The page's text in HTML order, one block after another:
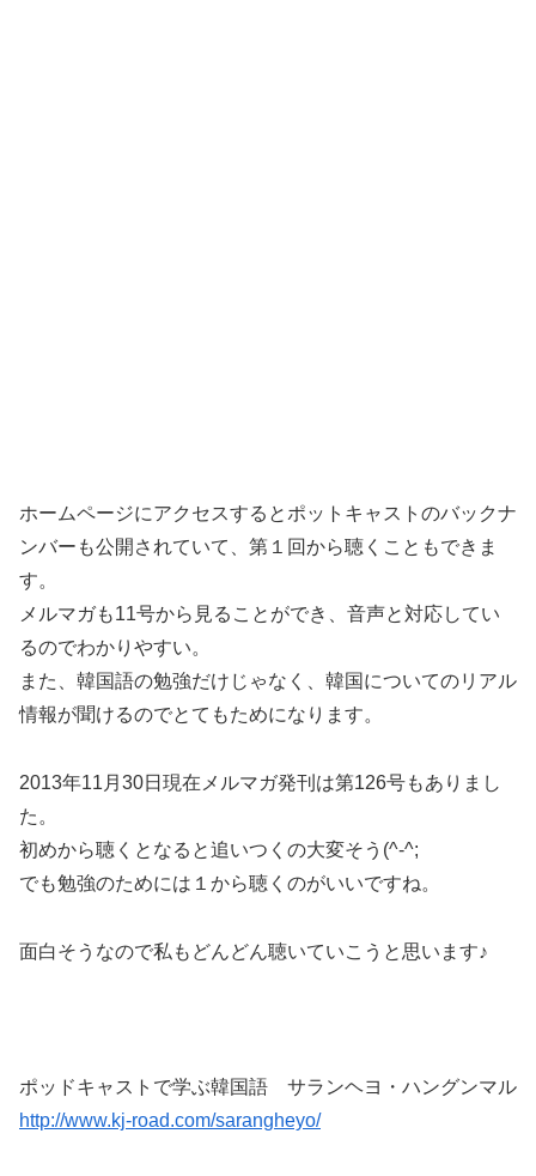
ホームページにアクセスするとポットキャストのバックナ
ンバーも公開されていて、第１回から聴くこともできま
す。
メルマガも11号から見ることができ、音声と対応してい
るのでわかりやすい。
また、韓国語の勉強だけじゃなく、韓国についてのリアル
情報が聞けるのでとてもためになります。
2013年11月30日現在メルマガ発刊は第126号もありまし
た。
初めから聴くとなると追いつくの大変そう(^-^;
でも勉強のためには１から聴くのがいいですね。
面白そうなので私もどんどん聴いていこうと思います♪
ポッドキャストで学ぶ韓国語 サランヘヨ・ハングンマル
http://www.kj-road.com/sarangheyo/